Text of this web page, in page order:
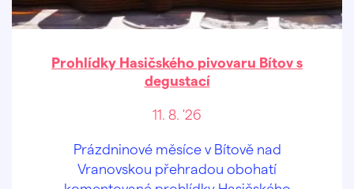
Prohlídky Hasičského pivovaru Bítov s
degustací
11. 8. '26
Prázdninové měsíce v Bítově nad
Vranovskou přehradou obohatí